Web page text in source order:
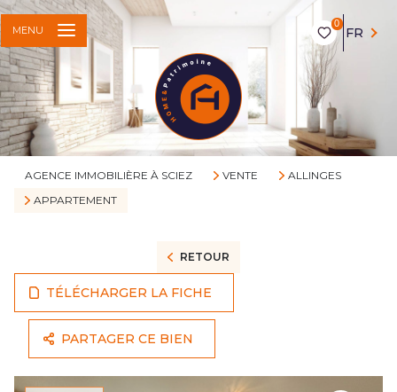
0
FR
MENU
AGENCE IMMOBILIÈRE À SCIEZ VENTE
ALLINGES
APPARTEMENT
RETOUR
TÉLÉCHARGER LA FICHE
PARTAGER CE BIEN